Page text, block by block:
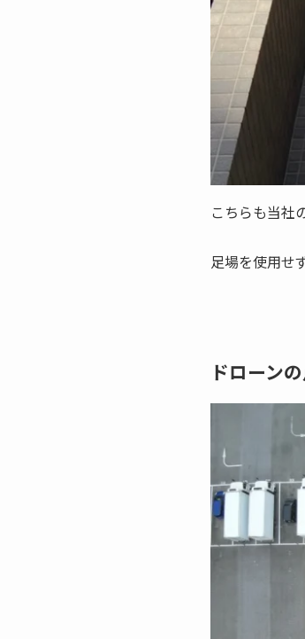
こちらも当社
足場を使用せ
ドローン